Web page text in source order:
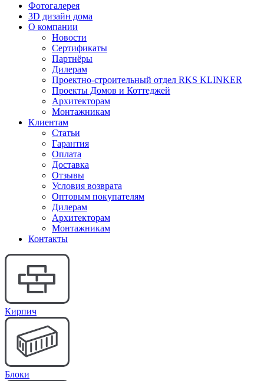
Фотогалерея
3D дизайн дома
О компании
Новости
Сертификаты
Партнёры
Дилерам
Проектно-строительный отдел RKS KLINKER
Проекты Домов и Коттеджей
Архитекторам
Монтажникам
Клиентам
Статьи
Гарантия
Оплата
Доставка
Отзывы
Условия возврата
Оптовым покупателям
Дилерам
Архитекторам
Монтажникам
Контакты
Кирпич
Блоки